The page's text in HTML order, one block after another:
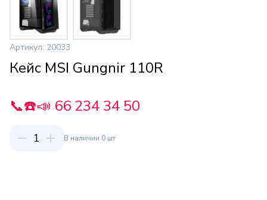
Артикул: 20033
Кейс MSI Gungnir 110R
📞☎️📣 66 234 34 50
1 В наличии 0 шт